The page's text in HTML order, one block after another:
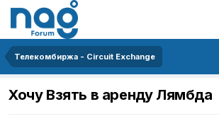
Телекомбиржа - Circuit Exchange
Хочу Взять в аренду Лямбда